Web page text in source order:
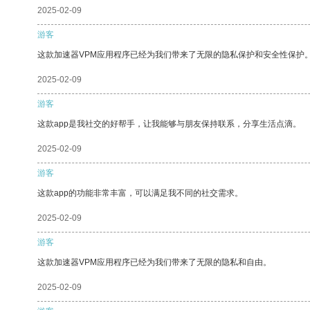
2025-02-09
游客
这款加速器VPM应用程序已经为我们带来了无限的隐私保护和安全性保护
2025-02-09
游客
这款app是我社交的好帮手，让我能够与朋友保持联系，分享生活点滴。
2025-02-09
游客
这款app的功能非常丰富，可以满足我不同的社交需求。
2025-02-09
游客
这款加速器VPM应用程序已经为我们带来了无限的隐私和自由。
2025-02-09